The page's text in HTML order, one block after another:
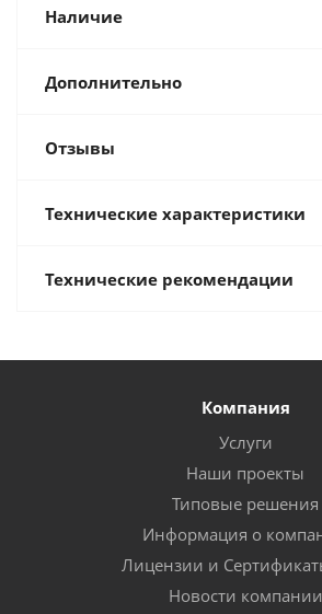
Наличие
Дополнительно
Отзывы
Технические характеристики
Технические рекомендации
Компания
Услуги
Наши проекты
Типовые решения
Информация о
Лицензии и
Новости компании